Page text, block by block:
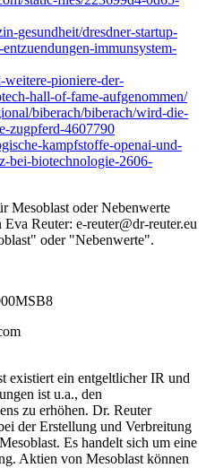
gesundheit/dresdner-startup-
immunsystem-
pioniere-der-
hall-of-fame-aufgenommen/
biberach/biberach/wird-die-
zugpferd-4607790
kampfstoffe-openai-und-
bei-biotechnologie-2606-
Mesoblast oder Nebenwerte
Eva Reuter: e-reuter@dr-reuter.eu
oder "Nebenwerte".
existiert ein entgeltlicher IR und
ist u.a., den
zu erhöhen. Dr. Reuter
der Erstellung und Verbreitung
Es handelt sich um eine
Aktien von Mesoblast können